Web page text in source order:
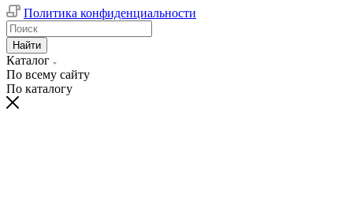
Политика конфиденциальности
Найти
Каталог
По всему сайту
По каталогу